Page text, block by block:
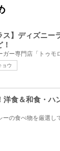
ス】ディズニ
ョウ
洋食＆和食・